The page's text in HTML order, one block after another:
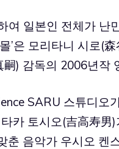
여 일본인 전체가 난
’은 모리타니 시로(
) 감독의 2006년작
SARU 스튜디오
카 토시오(吉高寿男
춘 음악가 우시오 켄